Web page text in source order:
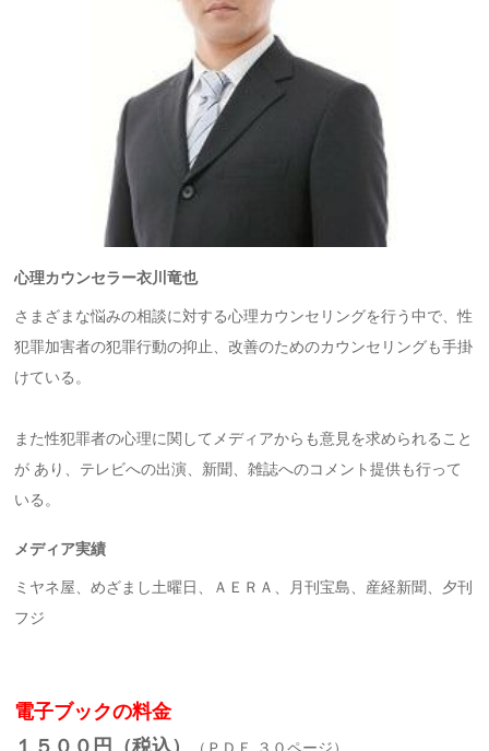
心理カウンセラー衣川竜也
さまざまな悩みの相談に対する心理カウンセリングを行う中で、性
犯罪加害者の犯罪行動の抑止、改善のためのカウンセリングも手掛
けている。
また性犯罪者の心理に関してメディアからも意見を求められること
が あり、テレビへの出演、新聞、雑誌へのコメント提供も行って
いる。
メディア実績
ミヤネ屋、めざまし土曜日、ＡＥＲＡ、月刊宝島、産経新聞、夕刊
フジ
電子ブックの料金
１５００円（税込）